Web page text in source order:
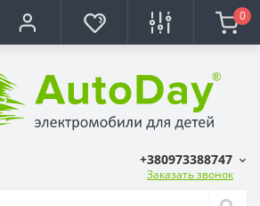
0
+380973388747
Заказать звонок